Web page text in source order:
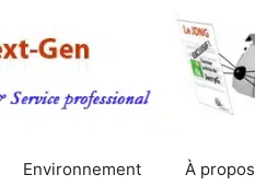
Environnement À propos